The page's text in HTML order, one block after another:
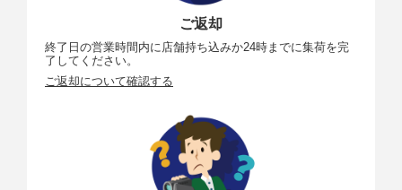
ご返却
終了日の営業時間内に店舗持ち込みか24時までに集荷を完
了してください。
ご返却について確認する